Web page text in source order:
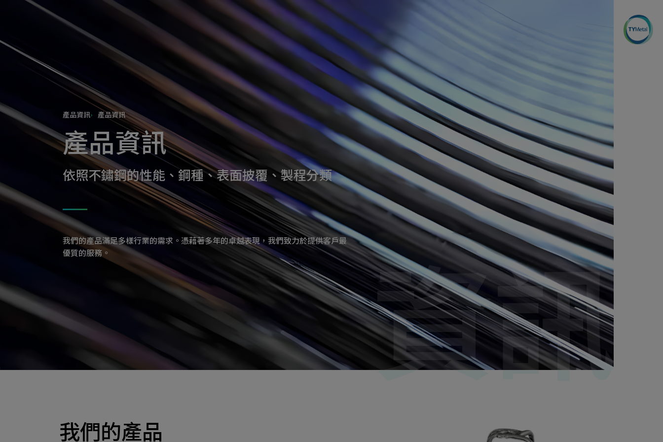
產品資訊 產品資訊
產品資訊
依照不鏽鋼的性能、鋼種、表面披覆、製程分類
我們的產品滿足多樣行業的需求。憑藉著多年的卓越表現，我們致力於提供客戶最
優質的服務。
資訊
資訊
我們的產品